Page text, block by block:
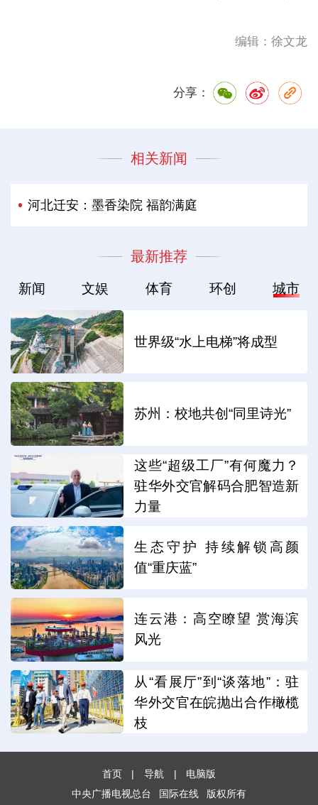
编辑：徐文龙
分享：
相关新闻
河北迁安：墨香染院 福韵满庭
最新推荐
新闻 文娱 体育 环创 城市
世界级“水上电梯”将成型
苏州：校地共创“同里诗光”
这些“超级工厂”有何魔力？
驻华外交官解码合肥智造新
力量
生态守护 持续解锁高颜
值“重庆蓝”
连云港：高空瞭望 赏海滨
风光
从“看展厅”到“谈落地”：驻
华外交官在皖抛出合作橄榄
枝
首页 | 导航 |
电脑版
中央广播电视总台
国际在线 版权所有